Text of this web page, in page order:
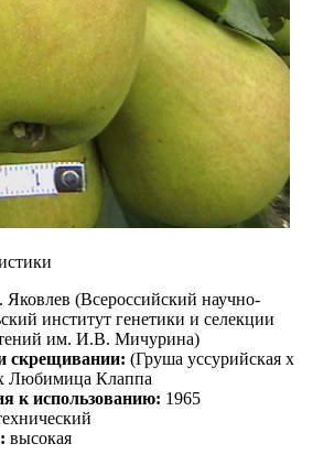
(Всероссийский научно-
институт генетики и селекции
им. И.В. Мичурина)
скрещивании: (Груша уссурийская х
Любимица Клаппа
к использованию: 1965
высокая